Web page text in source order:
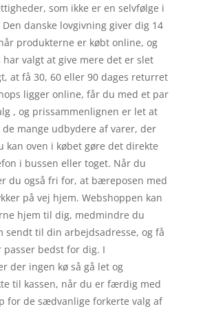
som ikke er en selvfølge i
danske lovgivning giver dig 14
produkterne er købt online, og
har valgt at give mere det er slet
at få 30, 60 eller 90 dages returret
ligger online, får du med et par
, og prissammenlignen er let at
mange udbydere af varer, der
kan oven i købet gøre det direkte
i bussen eller toget. Når du
du også fri for, at bæreposen med
på vej hjem. Webshoppen kan
hjem til dig, medmindre du
sendt til din arbejdsadresse, og få
bedst for dig. I
der ingen kø så gå let og
til kassen, når du er færdig med
for de sædvanlige forkerte valg af